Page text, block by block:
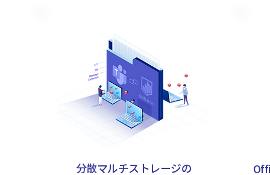
分散マルチストレージの